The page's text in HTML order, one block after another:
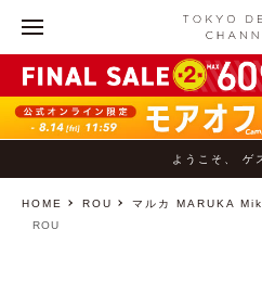
ようこそ、 ゲ
HOME ROU マルカ MARUKA
ROU